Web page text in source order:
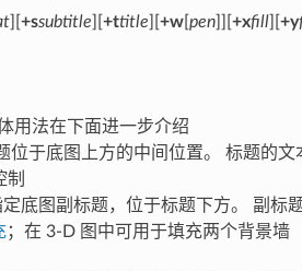
][ +ssubtitle +ttitle +w[ pen]][ +xfill][ +y
用法在下面进一步介绍
位于底图上方的中间位置。 标题的
制
底图副标题，位于标题下方。 副标
；在 3-D 图中可用于填充两个背景墙